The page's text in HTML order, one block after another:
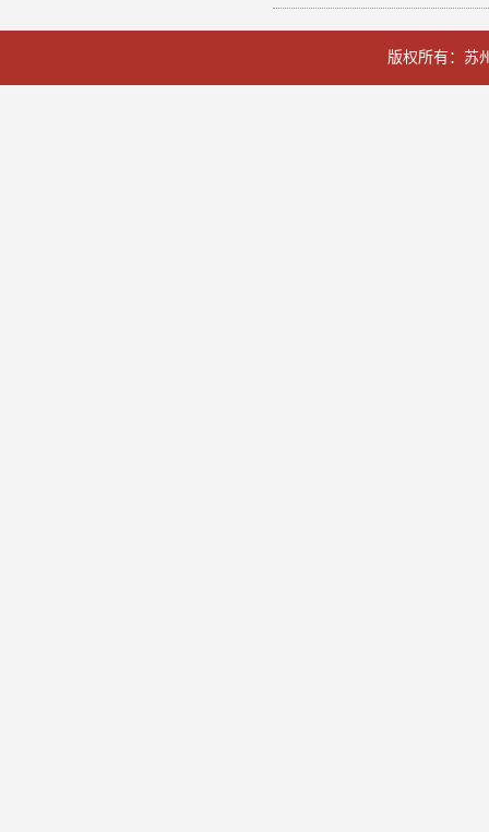
版权所有：苏